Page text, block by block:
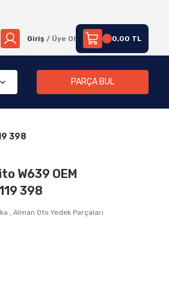
Giriş / Üye Ol 0,00 TL
PARÇA BUL
398
W639 OEM
398
,Alman Oto Yedek Parçaları